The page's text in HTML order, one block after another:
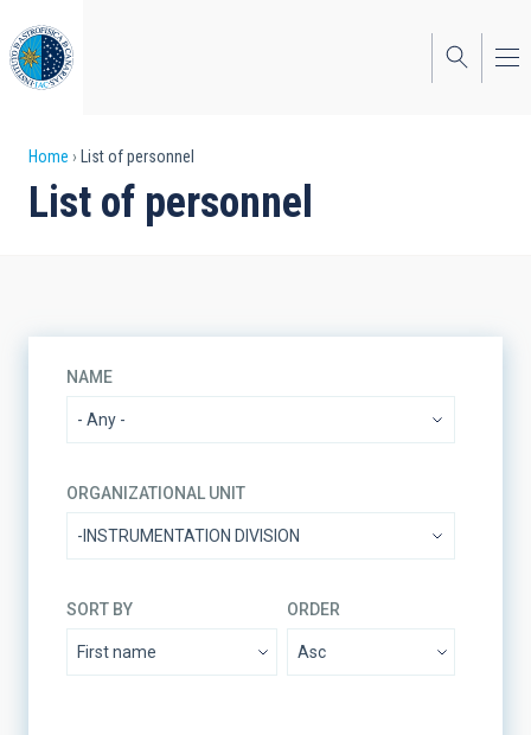
to
main
content
Breadcrumb
Home List of personnel
List of personnel
NAME
ORGANIZATIONAL UNIT
SORT BY ORDER